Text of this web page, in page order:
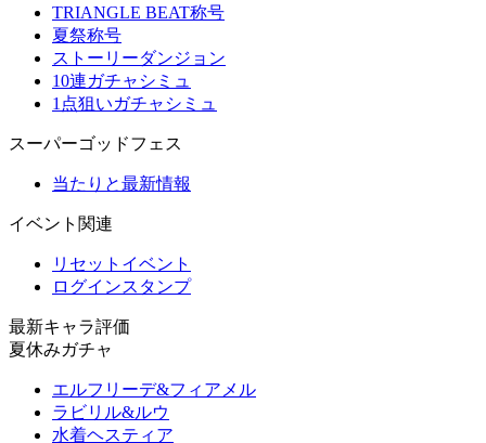
TRIANGLE BEAT称号
夏祭称号
ストーリーダンジョン
10連ガチャシミュ
1点狙いガチャシミュ
スーパーゴッドフェス
当たりと最新情報
イベント関連
リセットイベント
ログインスタンプ
最新キャラ評価
夏休みガチャ
エルフリーデ&フィアメル
ラビリル&ルウ
水着ヘスティア